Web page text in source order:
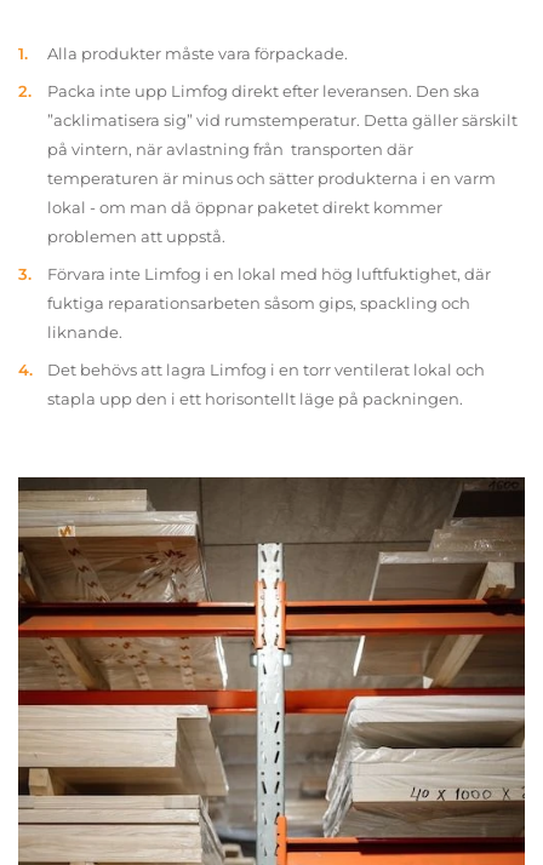
Alla produkter måste vara förpackade.
Packa inte upp Limfog direkt efter leveransen. Den ska
”acklimatisera sig” vid rumstemperatur. Detta gäller särskilt
på vintern, när avlastning från transporten där
temperaturen är minus och sätter produkterna i en varm
lokal - om man då öppnar paketet direkt kommer
problemen att uppstå.
Förvara inte Limfog i en lokal med hög luftfuktighet, där
fuktiga reparationsarbeten såsom gips, spackling och
liknande.
Det behövs att lagra Limfog i en torr ventilerat lokal och
stapla upp den i ett horisontellt läge på packningen.